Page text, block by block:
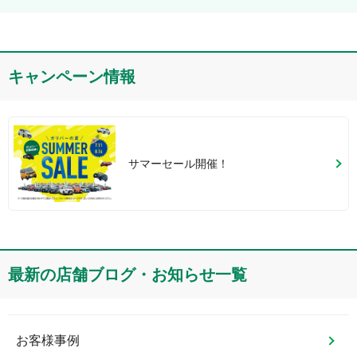
キャンペーン情報
サマーセール開催！
最新の店舗ブログ・お知らせ一覧
お客様事例